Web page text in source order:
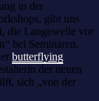
in der
gibt uns
die Langeweile vor
bei Seminaren.
butterflying
der neuen
sich „von der